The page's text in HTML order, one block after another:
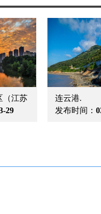
南京夫子庙.
发布时间：05-12